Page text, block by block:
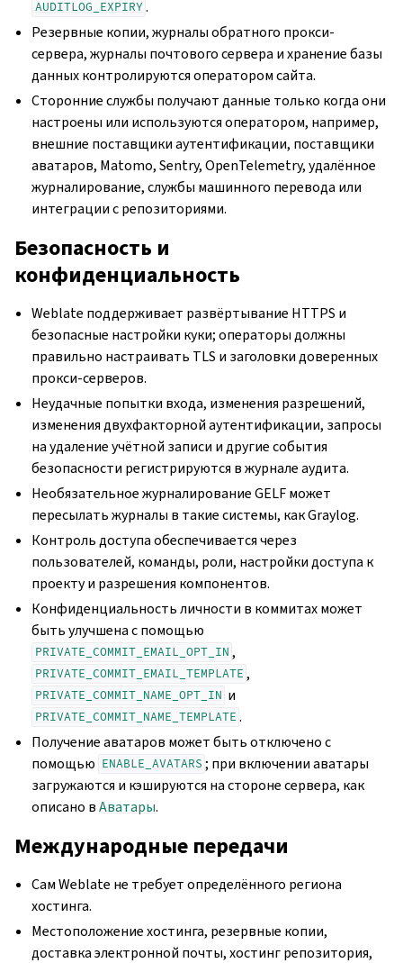
AUDITLOG_EXPIRY .
Резервные копии, журналы обратного прокси-
сервера, журналы почтового сервера и хранение базы
данных контролируются оператором сайта.
Сторонние службы получают данные только когда они
настроены или используются оператором, например,
внешние поставщики аутентификации, поставщики
аватаров, Matomo, Sentry, OpenTelemetry, удалённое
журналирование, службы машинного перевода или
интеграции с репозиториями.
Безопасность и
конфиденциальность
Weblate поддерживает развёртывание HTTPS и
безопасные настройки куки; операторы должны
правильно настраивать TLS и заголовки доверенных
прокси-серверов.
Неудачные попытки входа, изменения разрешений,
изменения двухфакторной аутентификации, запросы
на удаление учётной записи и другие события
безопасности регистрируются в журнале аудита.
Необязательное журналирование GELF может
пересылать журналы в такие системы, как Graylog.
Контроль доступа обеспечивается через
пользователей, команды, роли, настройки доступа к
проекту и разрешения компонентов.
Конфиденциальность личности в коммитах может
быть улучшена с помощью
PRIVATE_COMMIT_EMAIL_OPT_IN ,
PRIVATE_COMMIT_EMAIL_TEMPLATE ,
PRIVATE_COMMIT_NAME_OPT_IN и
PRIVATE_COMMIT_NAME_TEMPLATE .
Получение аватаров может быть отключено с
помощью ENABLE_AVATARS ; при включении аватары
загружаются и кэшируются на стороне сервера, как
описано вАватары.
Международные передачи
Сам Weblate не требует определённого региона
хостинга.
Местоположение хостинга, резервные копии,
доставка электронной почты, хостинг репозитория,